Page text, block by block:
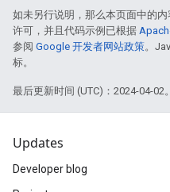
如未另行说明，那么本页面中的
许可，并且代码示例已根据
参阅 Google 开发者网站政策。
标。
最后更新时间 (UTC)：2024-04-02。
Updates
Developer blog